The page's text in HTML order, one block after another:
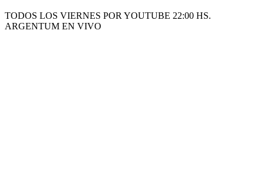
TODOS LOS VIERNES POR YOUTUBE 22:00 HS.
ARGENTUM EN VIVO